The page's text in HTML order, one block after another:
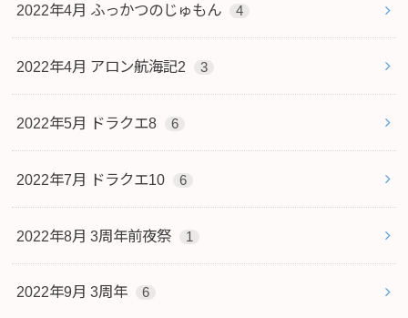
2022年4月 ふっかつのじゅもん 4
2022年4月 アロン航海記2 3
2022年5月 ドラクエ8 6
2022年7月 ドラクエ10 6
2022年8月 3周年前夜祭 1
2022年9月 3周年 6